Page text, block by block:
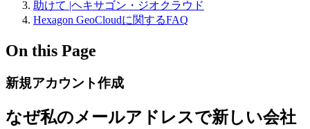
助けて |ヘキサゴン・ジオクラウド
Hexagon GeoCloudに関するFAQ
On this Page
新規アカウント作成
なぜ私のメールアドレスで新しい会社